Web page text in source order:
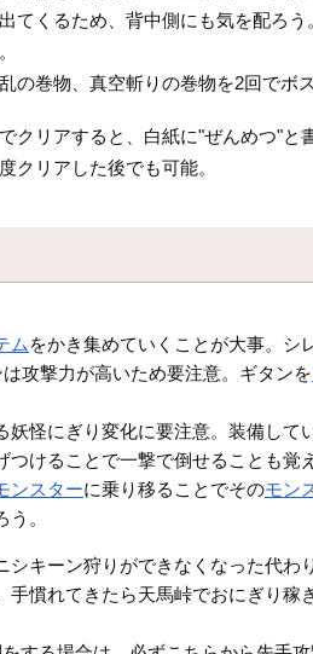
てくるため、背中側にも気を配ろう
の巻物、真空斬りの巻物を2回で
クリアすると、白紙に"ぜんめつ"と
クリアした後でも可能。
ムをかき集めていくことが大事。シ
攻撃力が高いため要注意。ギタンを
妖怪にぎり変化に要注意。装備し
けることで一撃で倒せることも覚
ンスターに乗り移ることでそのモン
。
シキーン狩りができなくなった代
慣れてきたら天馬峠でおにぎり稼